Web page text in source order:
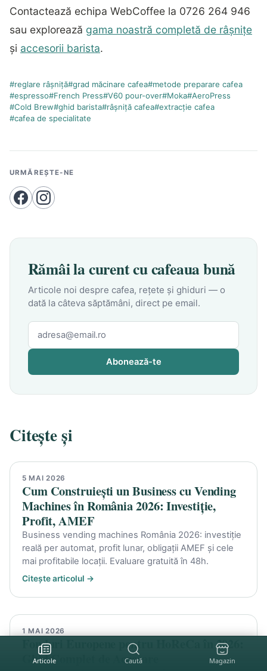
Contactează echipa WebCoffee la 0726 264 946
sau explorează gama noastră completă de râșnițe
și accesorii barista.
#reglare râșniță#grad măcinare cafea#metode preparare cafea
#espresso#French Press#V60 pour-over#Moka#AeroPress
#Cold Brew#ghid barista#râșniță cafea#extracție cafea
#cafea de specialitate
URMĂREȘTE-NE
Rămâi la curent cu cafeaua bună
Articole noi despre cafea, rețete și ghiduri — o
dată la câteva săptămâni, direct pe email.
Abonează-te
Citește și
VENDING MACHINES
5 MAI 2026
Cum Construiești un Business cu Vending
Machines în România 2026: Investiție,
Profit, AMEF
Business vending machines România 2026: investiție
reală per automat, profit lunar, obligații AMEF și cele
mai profitabile locații. Evaluare gratuită în 48h.
Citește articolul →
FONDURI EUROPENE HORECA
1 MAI 2026
Fonduri Europene pentru HoReCa în 2026:
Ghid Complet de Accesare
Articole Caută Magazin